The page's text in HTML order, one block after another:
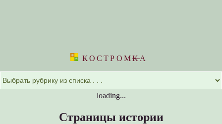
КОСТРОМKА
loading...
Страницы истории